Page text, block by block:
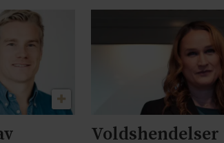
Voldshendelser